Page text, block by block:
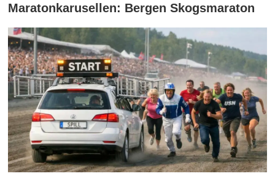
Maratonkarusellen: Bergen Skogsmaraton